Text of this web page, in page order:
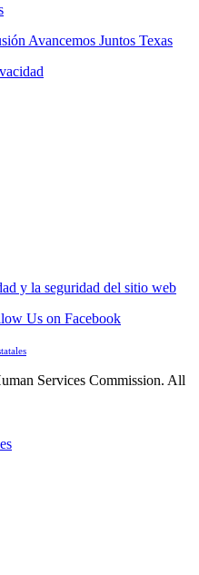
Avancemos Juntos Texas
y la seguridad del sitio web
Us on Facebook
Services Commission. All